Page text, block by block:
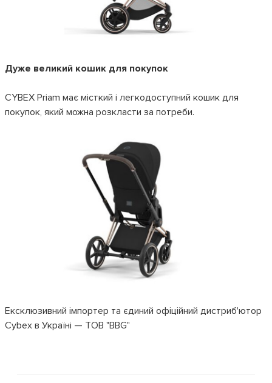
Дуже великий кошик для покупок
CYBEX Priam має місткий і легкодоступний кошик для
покупок, який можна розкласти за потреби.
Ексклюзивний імпортер та єдиний офіційний дистриб'ютор
Cybex в Україні — ТОВ "BBG"